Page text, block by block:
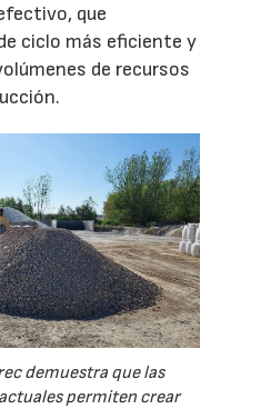
que
ciclo más eficiente y
de recursos
demuestra que las
permiten crear